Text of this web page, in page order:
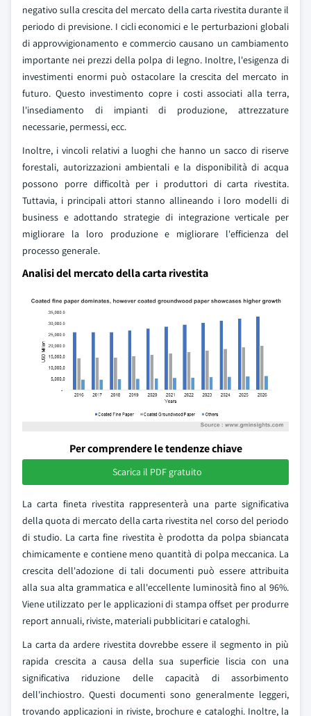
negativo sulla crescita del mercato della carta rivestita durante il
periodo di previsione. I cicli economici e le perturbazioni globali
di approvvigionamento e commercio causano un cambiamento
importante nei prezzi della polpa di legno. Inoltre, l'esigenza di
investimenti enormi può ostacolare la crescita del mercato in
futuro. Questo investimento copre i costi associati alla terra,
l'insediamento di impianti di produzione, attrezzature
necessarie, permessi, ecc.
Inoltre, i vincoli relativi a luoghi che hanno un sacco di riserve
forestali, autorizzazioni ambientali e la disponibilità di acqua
possono porre difficoltà per i produttori di carta rivestita.
Tuttavia, i principali attori stanno allineando i loro modelli di
business e adottando strategie di integrazione verticale per
migliorare la loro produzione e migliorare l'efficienza del
processo generale.
Analisi del mercato della carta rivestita
Per comprendere le tendenze chiave
Scarica il PDF gratuito
La carta fineta rivestita rappresenterà una parte significativa
della quota di mercato della carta rivestita nel corso del periodo
di studio. La carta fine rivestita è prodotta da polpa sbiancata
chimicamente e contiene meno quantità di polpa meccanica. La
crescita dell'adozione di tali documenti può essere attribuita
alla sua alta grammatica e all'eccellente luminosità fino al 96%.
Viene utilizzato per le applicazioni di stampa offset per produrre
report annuali, riviste, materiali pubblicitari e cataloghi.
La carta da ardere rivestita dovrebbe essere il segmento in più
rapida crescita a causa della sua superficie liscia con una
significativa riduzione delle capacità di assorbimento
dell'inchiostro. Questi documenti sono generalmente leggeri,
trovando applicazioni in riviste, brochure e cataloghi. Inoltre, la